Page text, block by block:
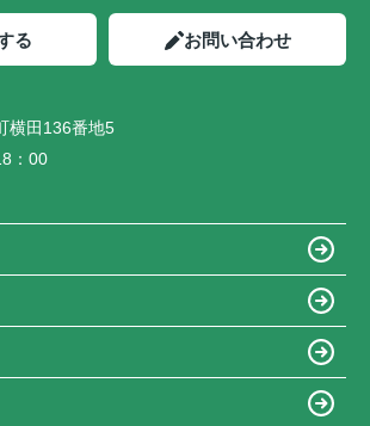
る お問い合わせ
横田136番地5
：00